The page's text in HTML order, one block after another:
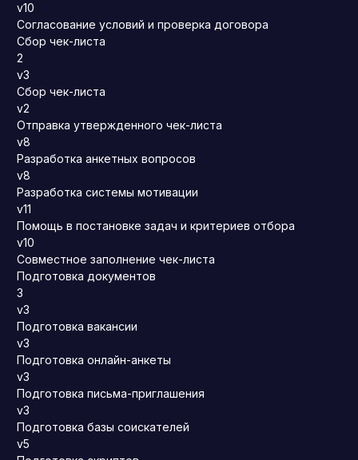
v10
Согласование условий и проверка договора
Сбор чек-листа
2
v3
Сбор чек-листа
v2
Отправка утвержденного чек-листа
v8
Разработка анкетных вопросов
v8
Разработка системы мотивации
v11
Помощь в постановке задач и критериев отбора
v10
Совместное заполнение чек-листа
Подготовка документов
3
v3
Подготовка вакансии
v3
Подготовка онлайн-анкеты
v3
Подготовка письма-приглашения
v3
Подготовка базы соискателей
v5